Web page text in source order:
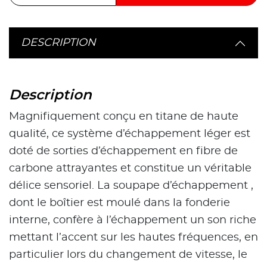
DESCRIPTION
Description
Magnifiquement conçu en titane de haute
qualité, ce système d’échappement léger est
doté de sorties d’échappement en fibre de
carbone attrayantes et constitue un véritable
délice sensoriel. La soupape d’échappement ,
dont le boîtier est moulé dans la fonderie
interne, confère à l’échappement un son riche
mettant l’accent sur les hautes fréquences, en
particulier lors du changement de vitesse, le